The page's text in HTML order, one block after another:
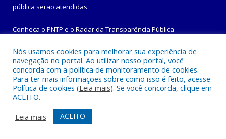
pública serão atendidas.
Conheça o PNTP e o Radar da Transparência Pública
Todos os direitos reservados a Prefeitura Municipal de
Maracanã.
Mapa do Site
Acessar Área Administrativa
Acessar Webmail
Nós usamos cookies para melhorar sua experiência de
navegação no portal. Ao utilizar nosso portal, você
concorda com a política de monitoramento de cookies.
Para ter mais informações sobre como isso é feito, acesse
Política de cookies (Leia mais). Se você concorda, clique em
ACEITO.
Leia mais
ACEITO